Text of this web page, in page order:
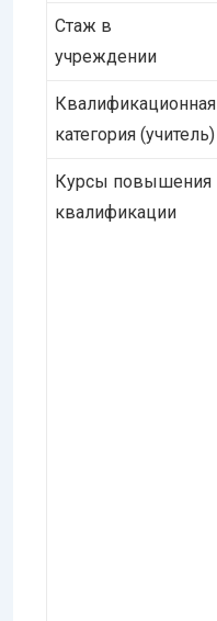
Стаж в
учреждении
Квалификационная
категория (учитель)
Курсы повышения
квалификации